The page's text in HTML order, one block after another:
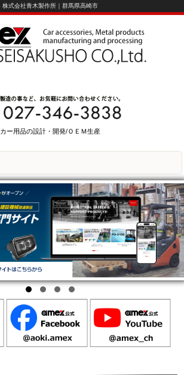
株式会社青木製作所｜群馬県高崎市
カー用品の設計・開発/ＯＥＭ生産